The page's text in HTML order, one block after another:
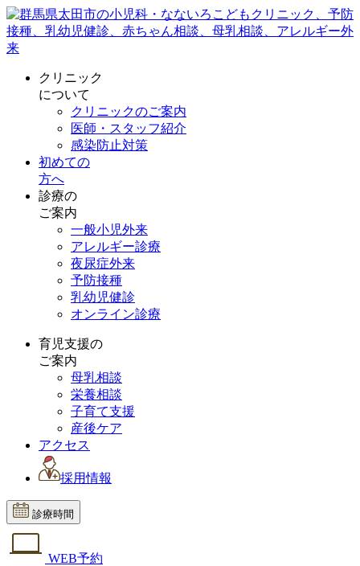
クリニック
について
クリニックのご案内
医師・スタッフ紹介
感染防止対策
初めての
方へ
診療の
ご案内
一般小児外来
アレルギー診療
夜尿症外来
予防接種
乳幼児健診
オンライン診療
育児支援の
ご案内
母乳相談
栄養相談
子育て支援
産後ケア
アクセス
採用情報
診療時間
WEB予約